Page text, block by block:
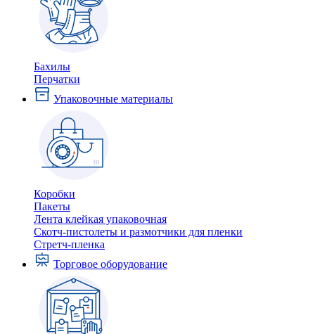
Бахилы
Перчатки
Упаковочные материалы
Коробки
Пакеты
Лента клейкая упаковочная
Скотч-пистолеты и размотчики для пленки
Стретч-пленка
Торговое оборудование